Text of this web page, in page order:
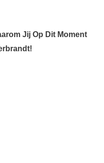
Jij Op Dit Moment